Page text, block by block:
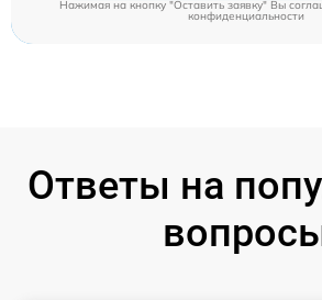
Нажимая на кнопку "Оставить заявку" Вы
конфиденциальности
Ответы на